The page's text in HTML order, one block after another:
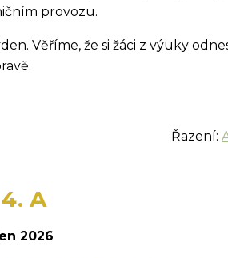
provozu.
Věříme, že si žáci z výuky
Řazení:
A
2026